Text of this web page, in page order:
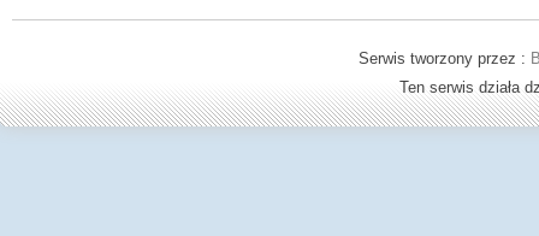
Serwis tworzony przez :
Ten serwis działa